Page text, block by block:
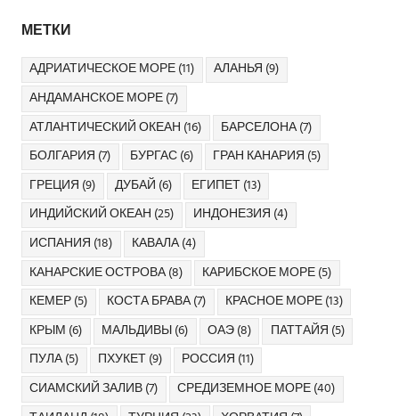
МЕТКИ
АДРИАТИЧЕСКОЕ МОРЕ(11) АЛАНЬЯ (9)
АНДАМАНСКОЕ МОРЕ(7)
АТЛАНТИЧЕСКИЙ ОКЕАН (16) БАРСЕЛОНА(7)
БОЛГАРИЯ (7) БУРГАС(6) ГРАН КАНАРИЯ (5)
ГРЕЦИЯ (9) ДУБАЙ (6) ЕГИПЕТ(13)
ИНДИЙСКИЙ ОКЕАН (25) ИНДОНЕЗИЯ (4)
ИСПАНИЯ (18) КАВАЛА(4)
КАНАРСКИЕ ОСТРОВА(8) КАРИБСКОЕ МОРЕ(5)
КЕМЕР(5) КОСТА БРАВА(7) КРАСНОЕ МОРЕ(13)
КРЫМ (6) МАЛЬДИВЫ(6) ОАЭ(8) ПАТТАЙЯ (5)
ПУЛА(5) ПХУКЕТ(9) РОССИЯ (11)
СИАМСКИЙ ЗАЛИВ(7) СРЕДИЗЕМНОЕ МОРЕ(40)